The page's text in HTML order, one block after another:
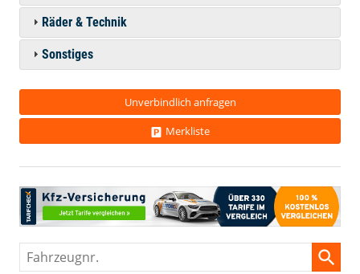
Räder & Technik
Sonstiges
Unverbindlich anfragen
Merkliste
Fahrzeugnr.